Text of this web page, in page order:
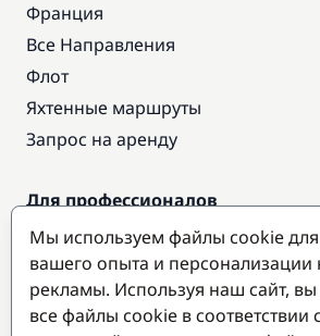
Франция
Все Направления
Флот
Яхтенные маршруты
Запрос на аренду
Для профессионалов
Доступ про
Стать партнером
Популярные направления
Мы используем файлы cookie
вашего опыта и персонализации
рекламы. Используя наш сайт,
все файлы cookie в соответствии